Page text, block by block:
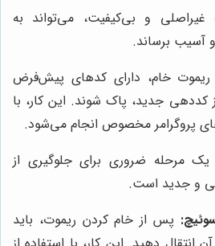
غیراصلی و بی‌کیفیت، می‌تواند به
آسیب برساند.
ریموت خام، دارای کدهای پیش‌فرض
کددهی جدید، پاک شوند. این کار، با
پروگرامر مخصوص انجام می‌شود.
مرحله ضروری برای جلوگیری از
و جدید است.
پس از خام کردن ریموت، باید